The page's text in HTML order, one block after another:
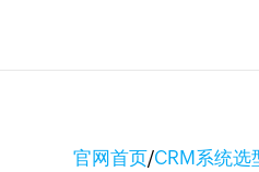
官网首页/CRM系统选